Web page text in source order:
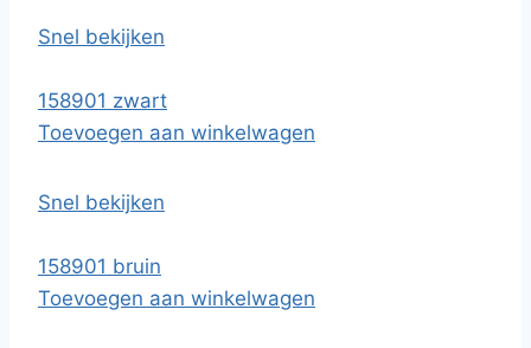
Snel bekijken
158901 zwart
Toevoegen aan winkelwagen
Snel bekijken
158901 bruin
Toevoegen aan winkelwagen